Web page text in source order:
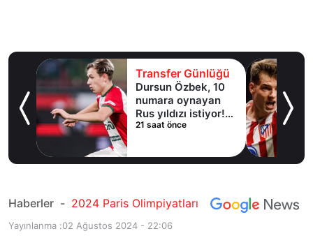
Transfer Günlüğü
Dursun Özbek, 10
numara oynayan
Rus yıldızı istiyor!
İlle de Batrakov
21 saat önce
Haberler - 2024 Paris Olimpiyatları
Yayınlanma :02 Ağustos 2024 - 22:06